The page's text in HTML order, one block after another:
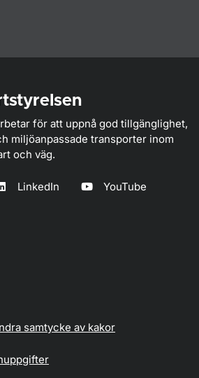
för att uppnå god tillgänglighet,
miljöanpassade transporter inom
och väg.
LinkedIn YouTube
samtycke av kakor